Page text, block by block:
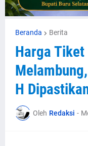
Beranda Berita
Harga
H
Oleh Redaksi -